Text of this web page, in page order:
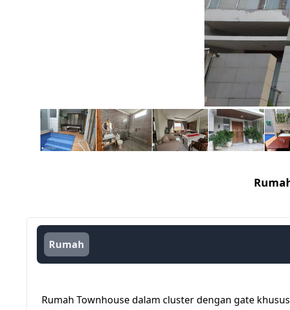
Rumah
Rumah Townhouse dalam cluster dengan gate